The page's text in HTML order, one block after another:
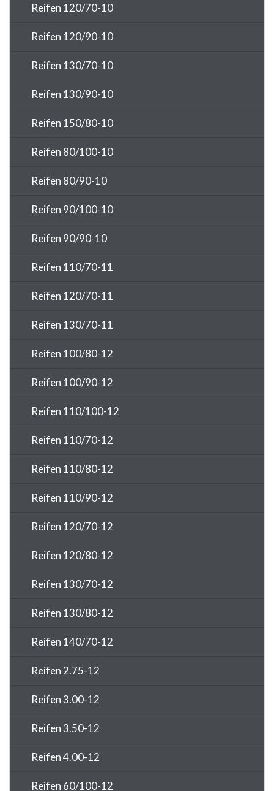
Reifen 120/70-10
Reifen 120/90-10
Reifen 130/70-10
Reifen 130/90-10
Reifen 150/80-10
Reifen 80/100-10
Reifen 80/90-10
Reifen 90/100-10
Reifen 90/90-10
Reifen 110/70-11
Reifen 120/70-11
Reifen 130/70-11
Reifen 100/80-12
Reifen 100/90-12
Reifen 110/100-12
Reifen 110/70-12
Reifen 110/80-12
Reifen 110/90-12
Reifen 120/70-12
Reifen 120/80-12
Reifen 130/70-12
Reifen 130/80-12
Reifen 140/70-12
Reifen 2.75-12
Reifen 3.00-12
Reifen 3.50-12
Reifen 4.00-12
Reifen 60/100-12